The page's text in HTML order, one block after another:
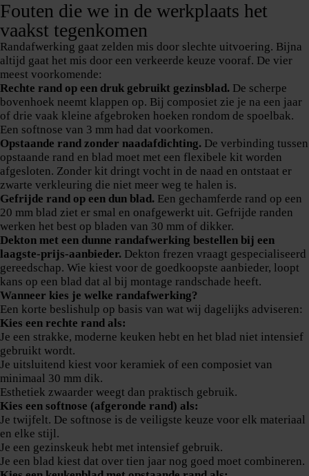
Fouten die we in de werkplaats het
vaakst tegenkomen
Randafwerking gaat zelden mis door slechte uitvoering. Bijna
altijd gaat het mis door een verkeerde keuze vooraf. De vier
meest voorkomende:
Rechte rand op een druk gebruikt gezinsblad. De scherpe
bovenhoek neemt klappen op. Bij composiet zie je na een jaar
of drie vaak kleine afgebroken hoeken rondom de spoelbak.
Een softnose van 3 mm had dat voorkomen.
Opstaande rand zonder naadafdichting. De verbinding tussen
opstaande rand en blad moet met een flexibele kit worden
afgesloten. Zonder kit dringt vocht in de naad en ontstaat er
zwarte verkleuring die niet meer weg te halen is.
Gefrijde rand op een dun blad. Een gechamferde rand op een
20 mm blad ziet er smal en onafgewerkt uit. Gefrijde randen
werken het best op bladen van 30 mm of dikker.
Dekton met een dunne randafwerking bestellen bij een
laagste-prijs-aanbieder. Dekton frezen vraagt gespecialiseerd
gereedschap. Wie kiest voor de goedkoopste aanbieder, loopt
kans op een blad dat al bij montage randschade heeft.
Wanneer kies je welke randafwerking?
Een korte beslishulp op basis van wat wij dagelijks adviseren:
Kies een rechte rand als:
Je een strakke, moderne keuken hebt en het blad niet intensief
gebruikt wordt.
Je uitsluitend kiest voor keramiek of een composiet van
minimaal 30 mm dik.
Esthetiek zwaarder weegt dan praktisch gebruik.
Kies een softnose (afgeronde rand) als:
Je twijfelt. De softnose is de veiligste keuze voor elk materiaal
en elke stijl.
Je een gezinskeuk hebt met intensief gebruik.
Je een blad kiest dat over tien jaar nog goed moet combineren.